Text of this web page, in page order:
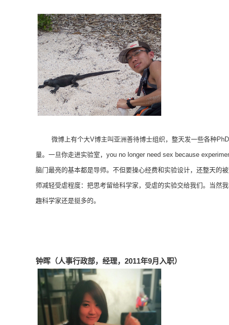
微博上有个大V博主叫亚洲善待博士组织，整天发一些各种
量。一旦你走进实验室，you no longer need sex because
脑门最亮的基本都是导师。不但要操心经费和实验设计，还整天的
师减轻受虐程度：把思考留给科学家，受虐的实验交给我们。当然
趣科学家还是挺多的。
钟晖（人事行政部，经理，2011年9月入职）